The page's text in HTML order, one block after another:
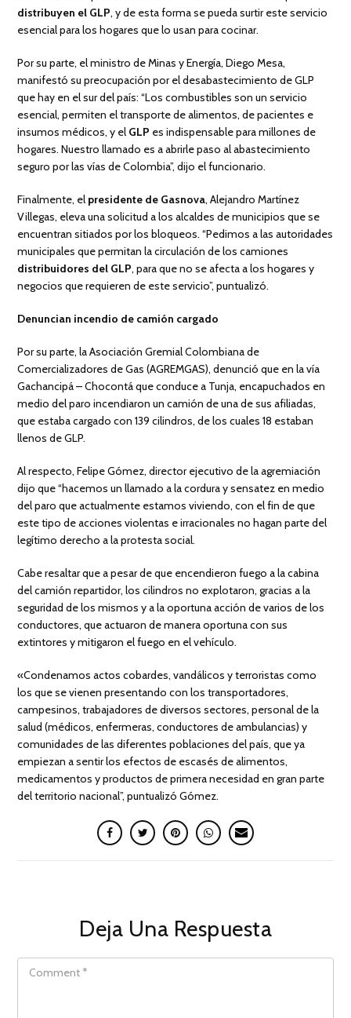
distribuyen el GLP, y de esta forma se pueda surtir este servicio
esencial para los hogares que lo usan para cocinar.
Por su parte, el ministro de Minas y Energía, Diego Mesa,
manifestó su preocupación por el desabastecimiento de GLP
que hay en el sur del país: “Los combustibles son un servicio
esencial, permiten el transporte de alimentos, de pacientes e
insumos médicos, y el GLP es indispensable para millones de
hogares. Nuestro llamado es a abrirle paso al abastecimiento
seguro por las vías de Colombia”, dijo el funcionario.
Finalmente, el presidente de Gasnova, Alejandro Martínez
Villegas, eleva una solicitud a los alcaldes de municipios que se
encuentran sitiados por los bloqueos. “Pedimos a las autoridades
municipales que permitan la circulación de los camiones
distribuidores del GLP, para que no se afecta a los hogares y
negocios que requieren de este servicio”, puntualizó.
Denuncian incendio de camión cargado
Por su parte, la Asociación Gremial Colombiana de
Comercializadores de Gas (AGREMGAS), denunció que en la vía
Gachancipá – Chocontá que conduce a Tunja, encapuchados en
medio del paro incendiaron un camión de una de sus afiliadas,
que estaba cargado con 139 cilindros, de los cuales 18 estaban
llenos de GLP.
Al respecto, Felipe Gómez, director ejecutivo de la agremiación
dijo que “hacemos un llamado a la cordura y sensatez en medio
del paro que actualmente estamos viviendo, con el fin de que
este tipo de acciones violentas e irracionales no hagan parte del
legítimo derecho a la protesta social.
Cabe resaltar que a pesar de que encendieron fuego a la cabina
del camión repartidor, los cilindros no explotaron, gracias a la
seguridad de los mismos y a la oportuna acción de varios de los
conductores, que actuaron de manera oportuna con sus
extintores y mitigaron el fuego en el vehículo.
«Condenamos actos cobardes, vandálicos y terroristas como
los que se vienen presentando con los transportadores,
campesinos, trabajadores de diversos sectores, personal de la
salud (médicos, enfermeras, conductores de ambulancias) y
comunidades de las diferentes poblaciones del país, que ya
empiezan a sentir los efectos de escasés de alimentos,
medicamentos y productos de primera necesidad en gran parte
del territorio nacional”, puntualizó Gómez.
Deja Una Respuesta
COMMENT